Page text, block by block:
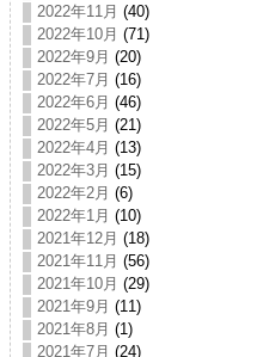
2022年11月 (40)
2022年10月 (71)
2022年9月 (20)
2022年7月 (16)
2022年6月 (46)
2022年5月 (21)
2022年4月 (13)
2022年3月 (15)
2022年2月 (6)
2022年1月 (10)
2021年12月 (18)
2021年11月 (56)
2021年10月 (29)
2021年9月 (11)
2021年8月 (1)
2021年7月 (24)